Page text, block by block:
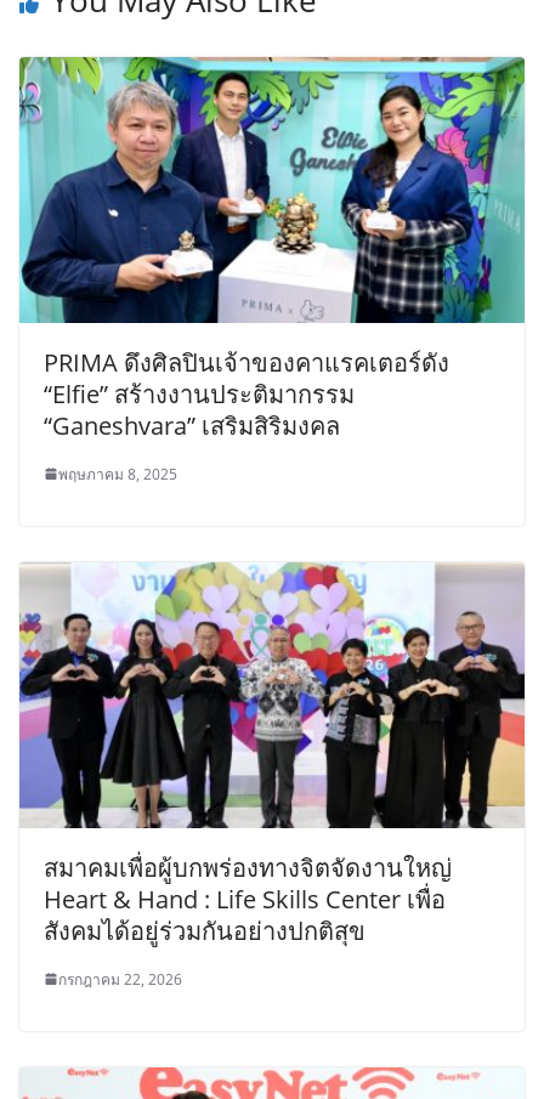
PRIMA ดึงศิลปินเจ้าของคาแรคเตอร์ดัง
“Elfie” สร้างงานประติมากรรม
“Ganeshvara” เสริมสิริมงคล
พฤษภาคม 8, 2025
สมาคมเพื่อผู้บกพร่องทางจิตจัดงานใหญ่
Heart & Hand : Life Skills Center เพื่อ
สังคมได้อยู่ร่วมกันอย่างปกติสุข
กรกฎาคม 22, 2026